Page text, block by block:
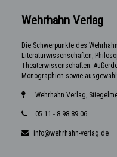
Wehrhahn Verlag
Die Schwerpunkte des
Literaturwissenschaften,
Theaterwissenschaften.
Monographien sowie
Wehrhahn Verlag,
05 11 - 8 98 89 06
info@wehrhahn-verlag.de